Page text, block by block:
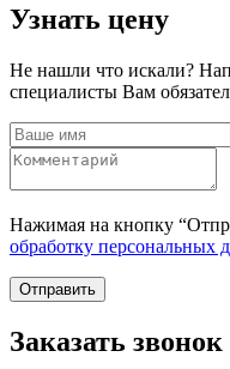
Узнать цену
Не нашли что искали?
специалисты Вам
Нажимая на кнопку
обработку персональных
Отправить
Заказать звонок